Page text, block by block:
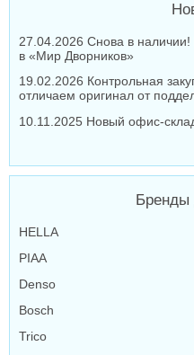
27.04.2026 Снова в
в «Мир Дворников»
19.02.2026 Контрольная
отличаем оригинал от
10.11.2025 Новый офис-
Бренды
HELLA
PIAA
Denso
Bosch
Trico